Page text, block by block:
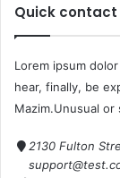
Quick contact
Lorem ipsum
hear, finally, be
Mazim.Unusual or
2130 Fulton